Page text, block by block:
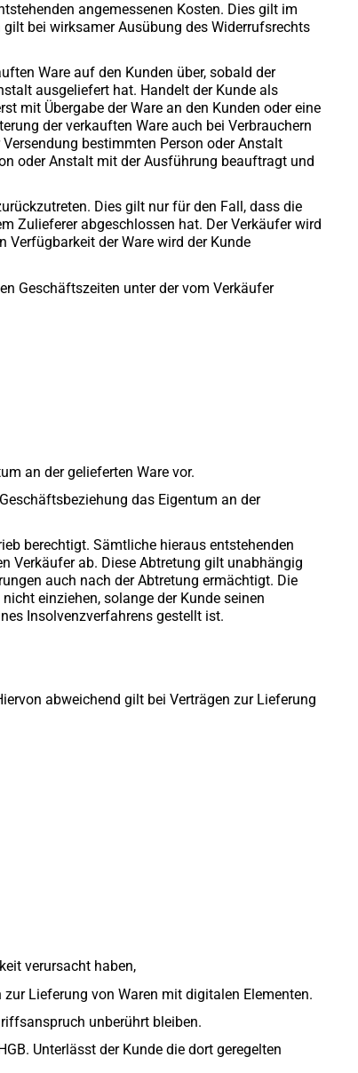
angemessenen Kosten. Dies gilt im
bei wirksamer Ausübung des Widerrufsrechts
Ware auf den Kunden über, sobald der
ausgeliefert hat. Handelt der Kunde als
mit Übergabe der Ware an den Kunden oder eine
der verkauften Ware auch bei Verbrauchern
bestimmten Person oder Anstalt
oder Anstalt mit der Ausführung beauftragt und
Dies gilt nur für den Fall, dass die
Zulieferer abgeschlossen hat. Der Verkäufer wird
Verfügbarkeit der Ware wird der Kunde
Geschäftszeiten unter der vom Verkäufer
an der gelieferten Ware vor.
das Eigentum an der
berechtigt. Sämtliche hieraus entstehenden
Verkäufer ab. Diese Abtretung gilt unabhängig
auch nach der Abtretung ermächtigt. Die
einziehen, solange der Kunde seinen
Insolvenzverfahrens gestellt ist.
abweichend gilt bei Verträgen zur Lieferung
verursacht haben,
Lieferung von Waren mit digitalen Elementen.
unberührt bleiben.
Unterlässt der Kunde die dort geregelten